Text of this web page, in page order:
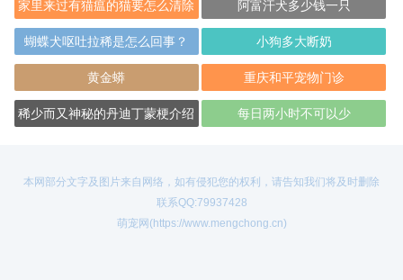
家里来过有猫瘟的猫要怎么清除
病毒？
阿富汗犬多少钱一只
蝴蝶犬呕吐拉稀是怎么回事？ 小狗多大断奶
黄金蟒 重庆和平宠物门诊
稀少而又神秘的丹迪丁蒙梗介绍 每日两小时不可以少
本网部分文字及图片来自网络，如有侵犯您的权利，请告知我们将及时删除
联系QQ:79937428
萌宠网(https://www.mengchong.cn)